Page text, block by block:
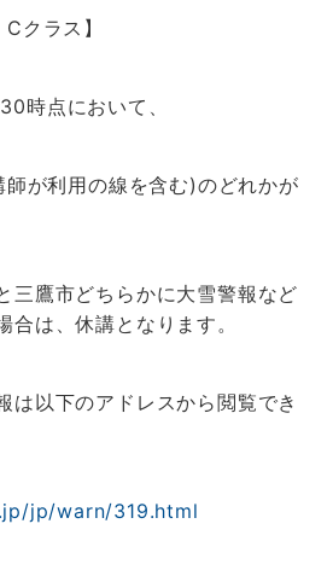
クラス】
時点において、
が利用の線を含む)のどれかが
三鷹市どちらかに大雪警報など
合は、休講となります。
は以下のアドレスから閲覧でき
jp/warn/319.html